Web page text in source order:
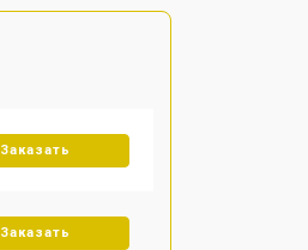
Заказать
Заказать